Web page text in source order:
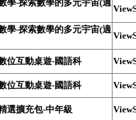
學-探索數學的多元宇宙(適
學-探索數學的多元宇宙(適
位互動桌遊-國語科
位互動桌遊-國語科
選擴充包-中年級